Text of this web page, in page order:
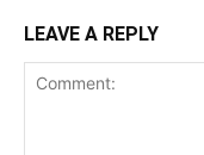
LEAVE A REPLY